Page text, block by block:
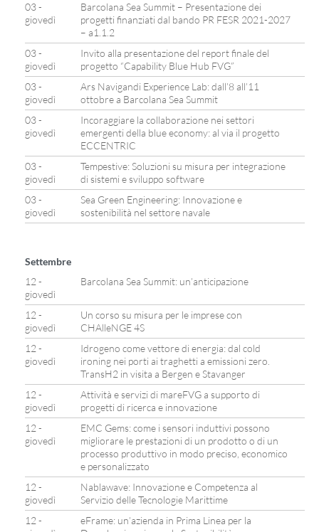
03 -
giovedì
Barcolana Sea Summit – Presentazione dei
progetti finanziati dal bando PR FESR 2021-2027
– a1.1.2
03 -
giovedì
Invito alla presentazione del report finale del
progetto “Capability Blue Hub FVG”
03 -
giovedì
Ars Navigandi Experience Lab: dall’8 all’11
ottobre a Barcolana Sea Summit
03 -
giovedì
Incoraggiare la collaborazione nei settori
emergenti della blue economy: al via il progetto
ECCENTRIC
03 -
giovedì
Tempestive: Soluzioni su misura per integrazione
di sistemi e sviluppo software
03 -
giovedì
Sea Green Engineering: Innovazione e
sostenibilità nel settore navale
Settembre
12 -
giovedì
Barcolana Sea Summit: un’anticipazione
12 -
giovedì
Un corso su misura per le imprese con
CHAlleNGE 4S
12 -
giovedì
Idrogeno come vettore di energia: dal cold
ironing nei porti ai traghetti a emissioni zero.
TransH2 in visita a Bergen e Stavanger
12 -
giovedì
Attività e servizi di mareFVG a supporto di
progetti di ricerca e innovazione
12 -
giovedì
EMC Gems: come i sensori induttivi possono
migliorare le prestazioni di un prodotto o di un
processo produttivo in modo preciso, economico
e personalizzato
12 -
giovedì
Nablawave: Innovazione e Competenza al
Servizio delle Tecnologie Marittime
12 -
eFrame: un’azienda in Prima Linea per la